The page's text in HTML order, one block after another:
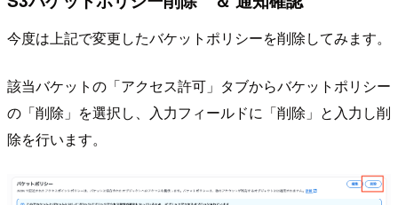
今度は上記で変更したバケットポリシーを削除してみます。
該当バケットの「アクセス許可」タブからバケットポリシー
の「削除」を選択し、入力フィールドに「削除」と入力し削
除を行います。